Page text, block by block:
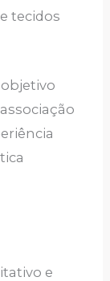
tecidos
e